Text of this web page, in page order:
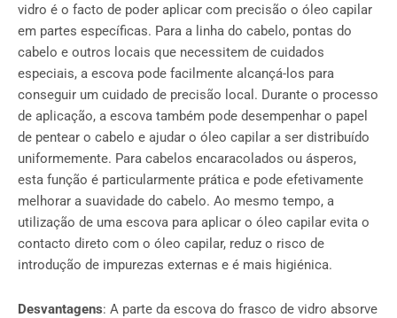
vidro é o facto de poder aplicar com precisão o óleo capilar
em partes específicas. Para a linha do cabelo, pontas do
cabelo e outros locais que necessitem de cuidados
especiais, a escova pode facilmente alcançá-los para
conseguir um cuidado de precisão local. Durante o processo
de aplicação, a escova também pode desempenhar o papel
de pentear o cabelo e ajudar o óleo capilar a ser distribuído
uniformemente. Para cabelos encaracolados ou ásperos,
esta função é particularmente prática e pode efetivamente
melhorar a suavidade do cabelo. Ao mesmo tempo, a
utilização de uma escova para aplicar o óleo capilar evita o
contacto direto com o óleo capilar, reduz o risco de
introdução de impurezas externas e é mais higiénica.
Desvantagens: A parte da escova do frasco de vidro absorve